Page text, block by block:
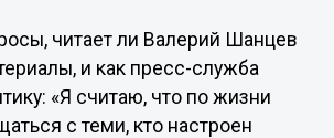
читает ли Валерий Шанцев
и как пресс-служба
«Я считаю, что по жизни
с теми, кто настроен